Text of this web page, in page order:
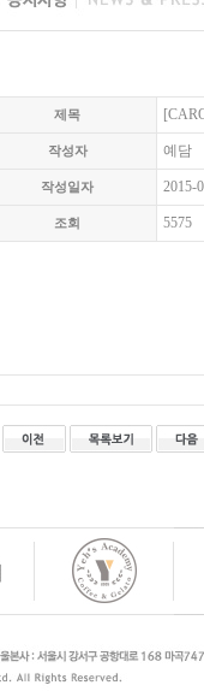
제목
작성자 예담
작성일자 2015-
조회 5575